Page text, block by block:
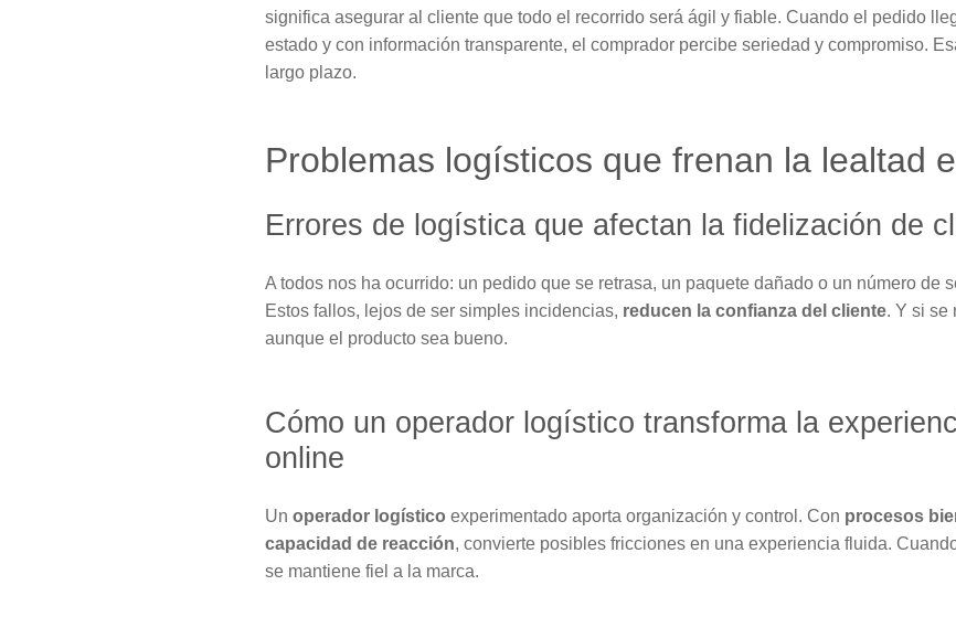
significa asegurar al cliente que todo el recorrido será ágil y fiable. Cuando el pedido
estado y con información transparente, el comprador percibe seriedad y compromiso.
largo plazo.
Problemas logísticos que frenan la lealtad
Errores de logística que afectan la fidelización de
A todos nos ha ocurrido: un pedido que se retrasa, un paquete dañado o un número de
Estos fallos, lejos de ser simples incidencias, reducen la confianza del cliente. Y si se
aunque el producto sea bueno.
Cómo un operador logístico transforma la
online
Un operador logístico experimentado aporta organización y control. Con procesos
capacidad de reacción, convierte posibles fricciones en una experiencia fluida.
se mantiene fiel a la marca.